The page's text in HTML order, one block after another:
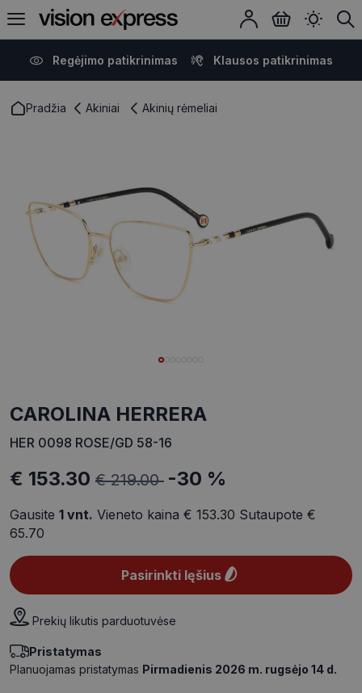
Regėjimo patikrinimas Klausos patikrinimas
Pradžia Akiniai Akinių rėmeliai
CAROLINA HERRERA
HER 0098 ROSE/GD 58-16
€ 153.30 € 219.00 -30 %
Gausite 1 vnt. Vieneto kaina € 153.30 Sutaupote €
65.70
Pasirinkti lęšius
Prekių likutis parduotuvėse
Pristatymas
Planuojamas pristatymas Pirmadienis 2026 m. rugsėjo 14 d.